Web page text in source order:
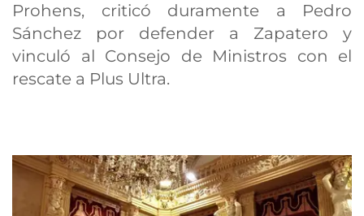
Prohens, criticó duramente a Pedro
Sánchez por defender a Zapatero y
vinculó al Consejo de Ministros con el
rescate a Plus Ultra.